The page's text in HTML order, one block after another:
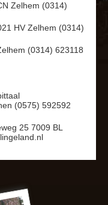
Zelhem (0314)
HV Zelhem (0314)
(0314) 623118
(0575) 592592
25 7009 BL